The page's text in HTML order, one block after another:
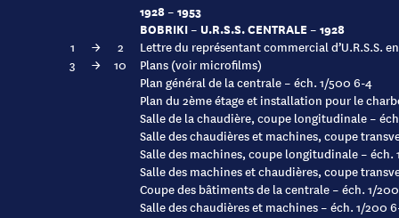
1928 – 1953
BOBRIKI – U.R.S.S. CENTRALE – 1928
1 → 2
Lettre du représentant commercial d’U.R.S.S.
3
→ 10
Plans (voir microfilms)
Plan général de la centrale – éch. 1/500 6-4
Plan du 2ème étage et installation pour le
Salle de la chaudière, coupe longitudinale –
Salle des chaudières et machines, coupe
Salle des machines, coupe longitudinale – éch.
Salle des machines et chaudières, coupe
Coupe des bâtiments de la centrale – éch. 1/
Salle des chaudières et machines – éch. 1/200